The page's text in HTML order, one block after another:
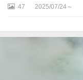
47 2025/07/24～